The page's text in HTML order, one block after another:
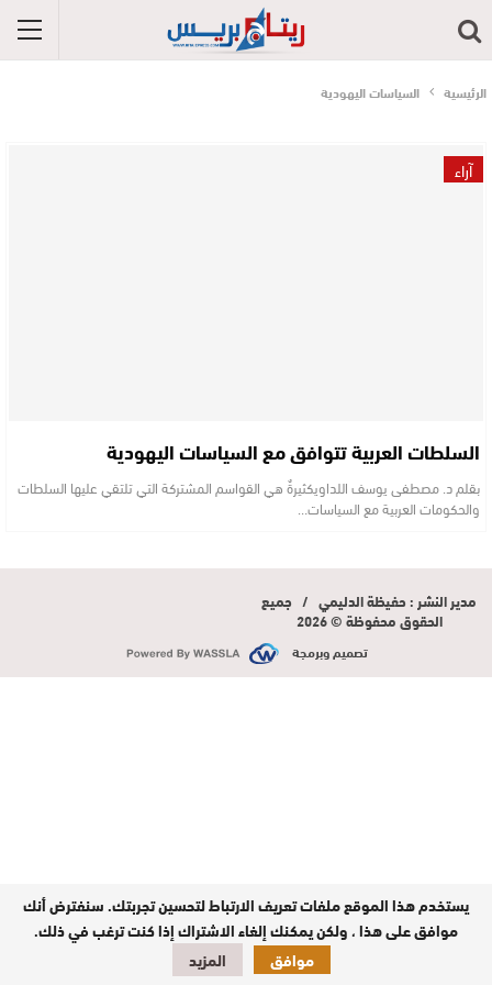
الرئيسية السياسات اليهودية
آراء
السلطات العربية تتوافق مع السياسات اليهودية
بقلم د. مصطفى يوسف اللداويكثيرةٌ هي القواسم المشتركة التي تلتقي عليها السلطات
والحكومات العربية مع السياسات…
مدير النشر : حفيظة الدليمي / جميع
الحقوق محفوظة © 2026
تصميم وبرمجة
يستخدم هذا الموقع ملفات تعريف الارتباط لتحسين تجربتك. سنفترض أنك
موافق على هذا ، ولكن يمكنك إلغاء الاشتراك إذا كنت ترغب في ذلك.
موافق
المزيد